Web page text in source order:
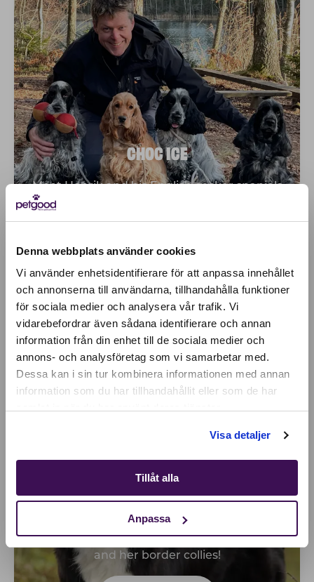
Denna webbplats använder cookies
Vi använder enhetsidentifierare för att anpassa innehållet
och annonserna till användarna, tillhandahålla funktioner
för sociala medier och analysera vår trafik. Vi
vidarebefordrar även sådana identifierare och annan
information från din enhet till de sociala medier och
annons- och analysföretag som vi samarbetar med.
Dessa kan i sin tur kombinera informationen med annan
information som du har tillhandahållit eller som de har
Visa detaljer
Tillåt alla
Anpassa
Active location:
Finland
Currency: EUR
SELECT YOUR COUNTRY:
CHOC ICE
Meet Henrik and his English cocker spaniels
HIGH PEAK'S
Say hello to the agility enthusiast Amanda
and her border collies!